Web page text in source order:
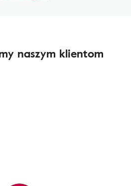
naszym klientom